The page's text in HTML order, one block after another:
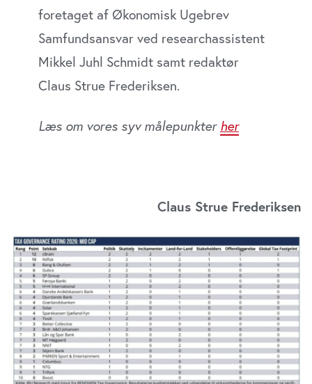
foretaget af Økonomisk Ugebrev
Samfundsansvar ved researchassistent
Mikkel Juhl Schmidt samt redaktør
Claus Strue Frederiksen.
Læs om vores syv målepunkter her
Claus Strue Frederiksen